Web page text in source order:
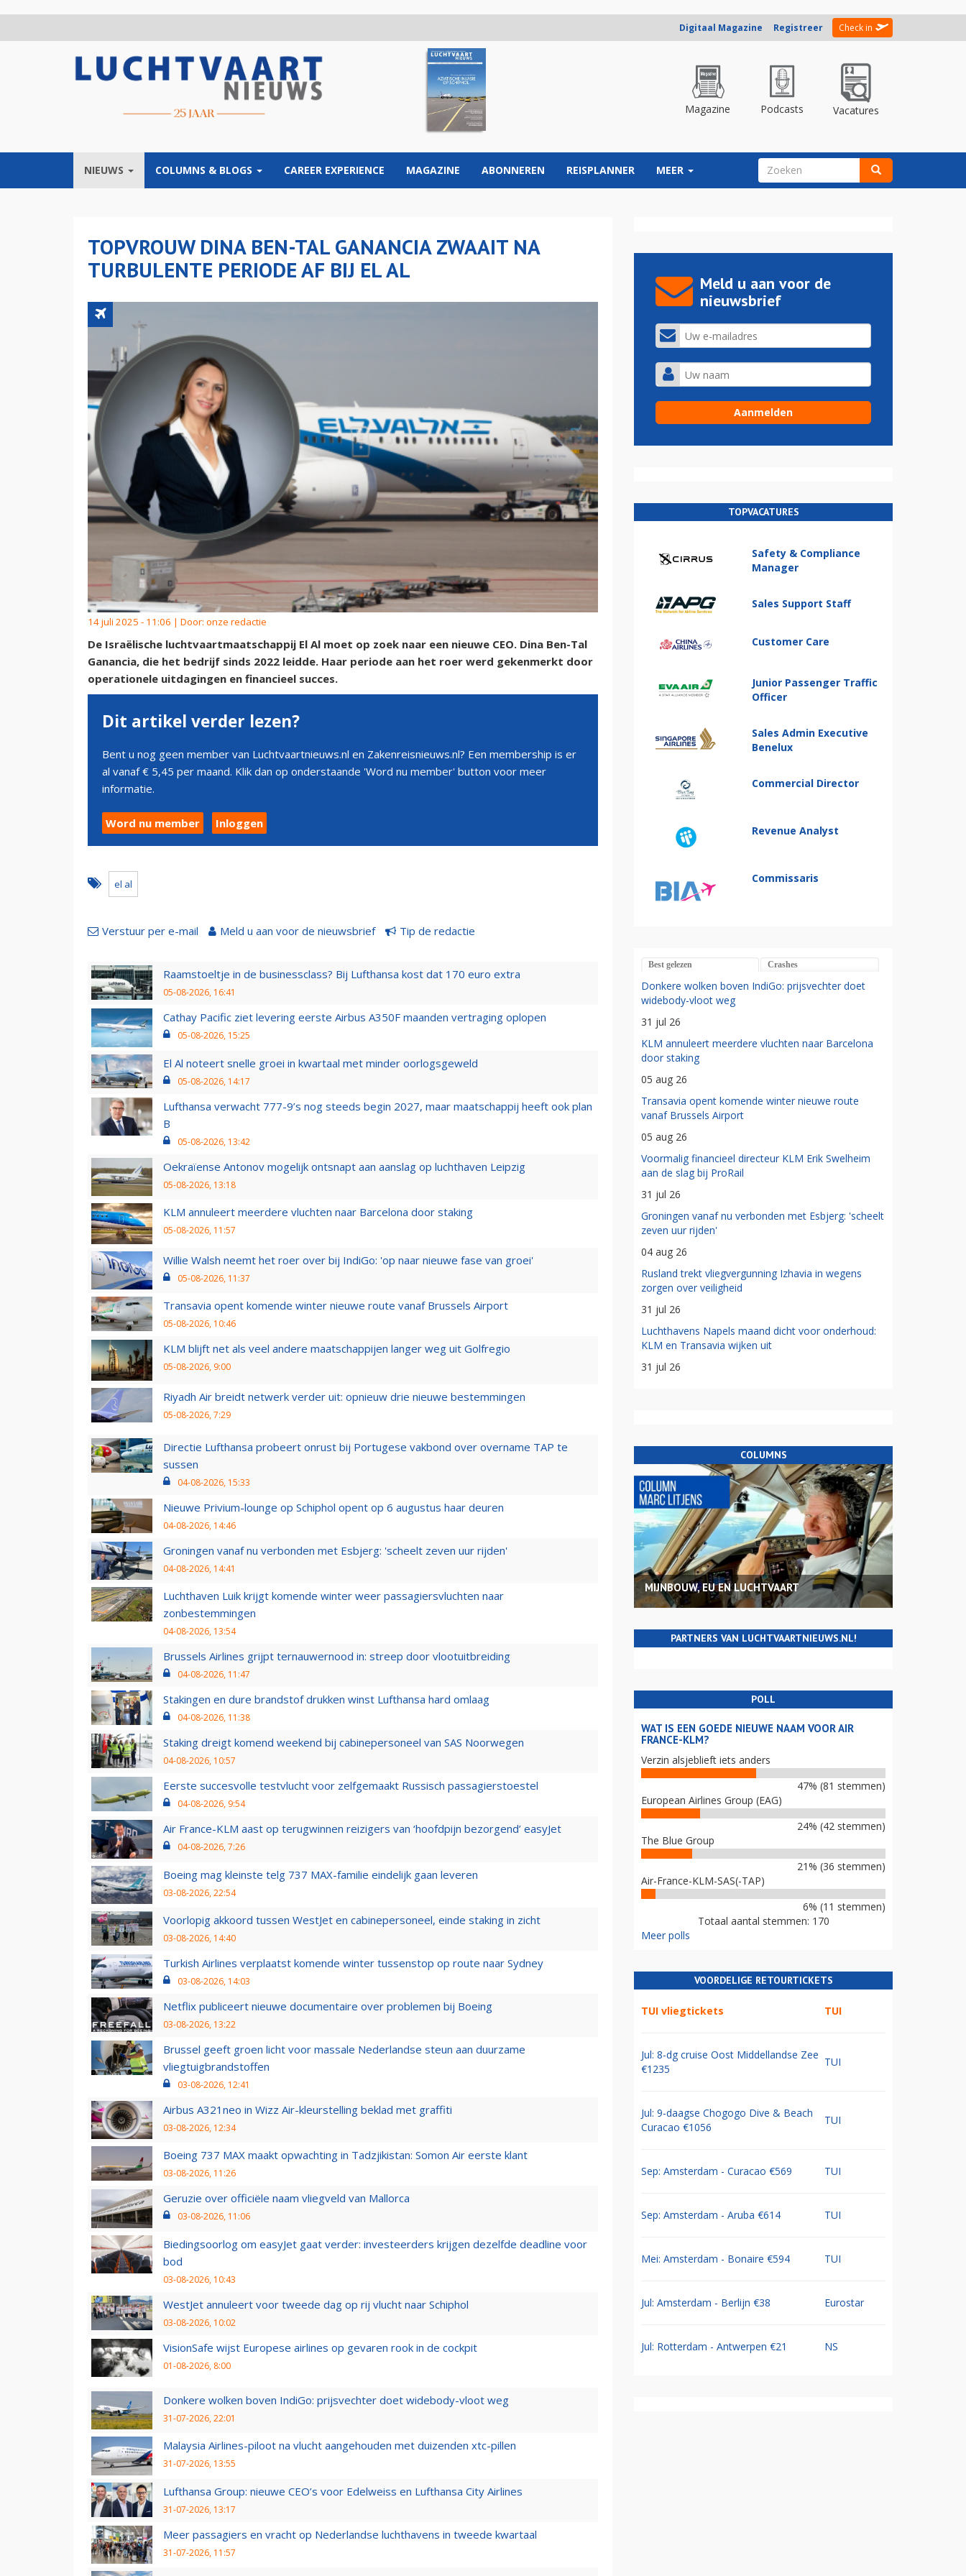
Digitaal Magazine Registreer Check in
Magazine Podcasts Vacatures
NIEUWS COLUMNS & BLOGS CAREER EXPERIENCE MAGAZINE ABONNEREN REISPLANNER MEER ZOEKVELD
TOPVROUW DINA BEN-TAL GANANCIA ZWAAIT NA
TURBULENTE PERIODE AF BIJ EL AL
14 juli 2025 - 11:06 | Door: onze redactie
De Israëlische luchtvaartmaatschappij El Al moet op zoek naar een nieuwe CEO. Dina Ben-Tal
Ganancia, die het bedrijf sinds 2022 leidde. Haar periode aan het roer werd gekenmerkt door
operationele uitdagingen en financieel succes.
Dit artikel verder lezen?
Bent u nog geen member van Luchtvaartnieuws.nl en Zakenreisnieuws.nl? Een membership is er
al vanaf € 5,45 per maand. Klik dan op onderstaande 'Word nu member' button voor meer
informatie.
Word nu member Inloggen
el al
Verstuur per e-mail Meld u aan voor de nieuwsbrief Tip de redactie
Raamstoeltje in de businessclass? Bij Lufthansa kost dat 170 euro extra
05-08-2026, 16:41
Cathay Pacific ziet levering eerste Airbus A350F maanden vertraging oplopen
05-08-2026, 15:25
El Al noteert snelle groei in kwartaal met minder oorlogsgeweld
05-08-2026, 14:17
Lufthansa verwacht 777-9’s nog steeds begin 2027, maar maatschappij heeft ook plan
B
05-08-2026, 13:42
Oekraïense Antonov mogelijk ontsnapt aan aanslag op luchthaven Leipzig
05-08-2026, 13:18
KLM annuleert meerdere vluchten naar Barcelona door staking
05-08-2026, 11:57
Willie Walsh neemt het roer over bij IndiGo: 'op naar nieuwe fase van groei'
05-08-2026, 11:37
Transavia opent komende winter nieuwe route vanaf Brussels Airport
05-08-2026, 10:46
KLM blijft net als veel andere maatschappijen langer weg uit Golfregio
05-08-2026, 9:00
Riyadh Air breidt netwerk verder uit: opnieuw drie nieuwe bestemmingen
05-08-2026, 7:29
Directie Lufthansa probeert onrust bij Portugese vakbond over overname TAP te
sussen
04-08-2026, 15:33
Nieuwe Privium-lounge op Schiphol opent op 6 augustus haar deuren
04-08-2026, 14:46
Groningen vanaf nu verbonden met Esbjerg: 'scheelt zeven uur rijden'
04-08-2026, 14:41
Luchthaven Luik krijgt komende winter weer passagiersvluchten naar
zonbestemmingen
04-08-2026, 13:54
Brussels Airlines grijpt ternauwernood in: streep door vlootuitbreiding
04-08-2026, 11:47
Stakingen en dure brandstof drukken winst Lufthansa hard omlaag
04-08-2026, 11:38
Staking dreigt komend weekend bij cabinepersoneel van SAS Noorwegen
04-08-2026, 10:57
Eerste succesvolle testvlucht voor zelfgemaakt Russisch passagierstoestel
04-08-2026, 9:54
Air France-KLM aast op terugwinnen reizigers van ‘hoofdpijn bezorgend’ easyJet
04-08-2026, 7:26
Boeing mag kleinste telg 737 MAX-familie eindelijk gaan leveren
03-08-2026, 22:54
Voorlopig akkoord tussen WestJet en cabinepersoneel, einde staking in zicht
03-08-2026, 14:40
Turkish Airlines verplaatst komende winter tussenstop op route naar Sydney
03-08-2026, 14:03
Netflix publiceert nieuwe documentaire over problemen bij Boeing
03-08-2026, 13:22
Brussel geeft groen licht voor massale Nederlandse steun aan duurzame
vliegtuigbrandstoffen
03-08-2026, 12:41
Airbus A321neo in Wizz Air-kleurstelling beklad met graffiti
03-08-2026, 12:34
Boeing 737 MAX maakt opwachting in Tadzjikistan: Somon Air eerste klant
03-08-2026, 11:26
Geruzie over officiële naam vliegveld van Mallorca
03-08-2026, 11:06
Biedingsoorlog om easyJet gaat verder: investeerders krijgen dezelfde deadline voor
bod
03-08-2026, 10:43
WestJet annuleert voor tweede dag op rij vlucht naar Schiphol
03-08-2026, 10:02
VisionSafe wijst Europese airlines op gevaren rook in de cockpit
01-08-2026, 8:00
Donkere wolken boven IndiGo: prijsvechter doet widebody-vloot weg
31-07-2026, 22:01
Malaysia Airlines-piloot na vlucht aangehouden met duizenden xtc-pillen
31-07-2026, 13:55
Lufthansa Group: nieuwe CEO’s voor Edelweiss en Lufthansa City Airlines
31-07-2026, 13:17
Meer passagiers en vracht op Nederlandse luchthavens in tweede kwartaal
31-07-2026, 11:57
Meld u aan voor de
nieuwsbrief
TOPVACATURES
Safety & Compliance
Manager
Sales Support Staff
Customer Care
Junior Passenger Traffic
Officer
Sales Admin Executive
Benelux
Commercial Director
Revenue Analyst
Commissaris
Best gelezen Crashes
Donkere wolken boven IndiGo: prijsvechter doet
widebody-vloot weg
31 jul 26
KLM annuleert meerdere vluchten naar Barcelona
door staking
05 aug 26
Transavia opent komende winter nieuwe route
vanaf Brussels Airport
05 aug 26
Voormalig financieel directeur KLM Erik Swelheim
aan de slag bij ProRail
31 jul 26
Groningen vanaf nu verbonden met Esbjerg: 'scheelt
zeven uur rijden'
04 aug 26
Rusland trekt vliegvergunning Izhavia in wegens
zorgen over veiligheid
31 jul 26
Luchthavens Napels maand dicht voor onderhoud:
KLM en Transavia wijken uit
31 jul 26
COLUMNS
MIJNBOUW, EU EN LUCHTVAART
PARTNERS VAN LUCHTVAARTNIEUWS.NL!
POLL
WAT IS EEN GOEDE NIEUWE NAAM VOOR AIR
FRANCE-KLM?
Verzin alsjeblieft iets anders
47% (81 stemmen)
European Airlines Group (EAG)
24% (42 stemmen)
The Blue Group
21% (36 stemmen)
Air-France-KLM-SAS(-TAP)
6% (11 stemmen)
Totaal aantal stemmen: 170
Meer polls
VOORDELIGE RETOURTICKETS
TUI vliegtickets TUI
Jul: 8-dg cruise Oost Middellandse Zee
€1235
TUI
Jul: 9-daagse Chogogo Dive & Beach
Curacao €1056
TUI
Sep: Amsterdam - Curacao €569 TUI
Sep: Amsterdam - Aruba €614 TUI
Mei: Amsterdam - Bonaire €594 TUI
Jul: Amsterdam - Berlijn €38 Eurostar
Jul: Rotterdam - Antwerpen €21 NS